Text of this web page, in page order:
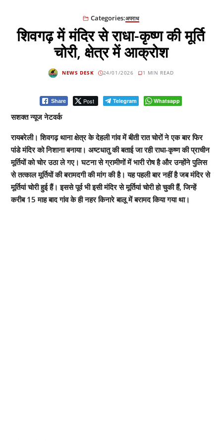
Categories:अपराध
शिवगढ़ में मंदिर से राधा-कृष्ण की मूर्ति
चोरी, क्षेत्र में आक्रोश
NEWS DESK 24/01/2026 1 MIN READ
Share Post Telegram Whatsapp
सशक्त न्यूज नेटवर्क
रायबरेली। शिवगढ़ थाना क्षेत्र के देहली गांव में बीती रात चोरों ने एक बार फिर
पांडे मंदिर को निशाना बनाया। अष्टधातु की बताई जा रही राधा-कृष्ण की प्राचीन
मूर्तियों को चोर उठा ले गए। घटना से ग्रामीणों में भारी रोष है और उन्होंने पुलिस
से तत्काल मूर्तियों की बरामदगी की मांग की है। यह पहली बार नहीं है जब मंदिर से
मूर्तियां चोरी हुई हैं। इससे पूर्व भी इसी मंदिर से मूर्तियां चोरी हो चुकी हैं, जिन्हें
करीब 15 माह बाद गांव के ही नहर किनारे बालू में बरामद किया गया था।